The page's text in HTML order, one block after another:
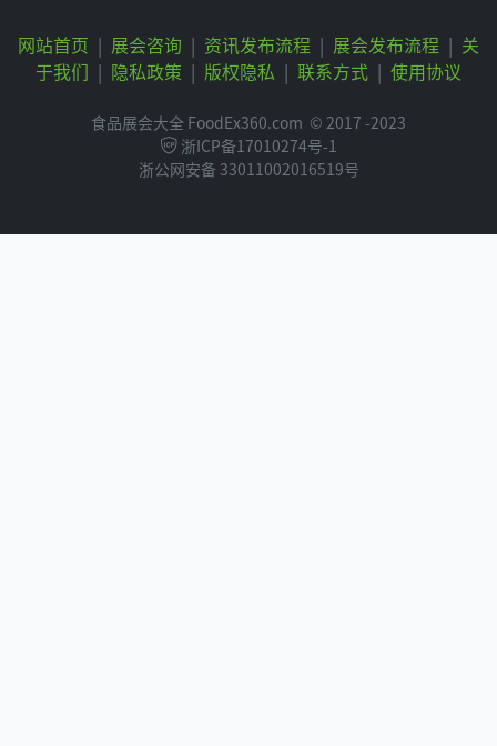
网站首页 | 展会咨询 | 资讯发布流程 | 展会发布流程 | 关
于我们 | 隐私政策 | 版权隐私 | 联系方式 | 使用协议
食品展会大全 FoodEx360.com © 2017 -2023
浙ICP备17010274号-1
浙公网安备 33011002016519号